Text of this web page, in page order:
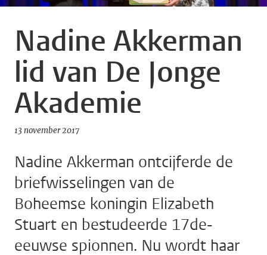
Nadine Akkerman
lid van De Jonge
Akademie
13 november 2017
Nadine Akkerman ontcijferde de
briefwisselingen van de
Boheemse koningin Elizabeth
Stuart en bestudeerde 17de-
eeuwse spionnen. Nu wordt haar